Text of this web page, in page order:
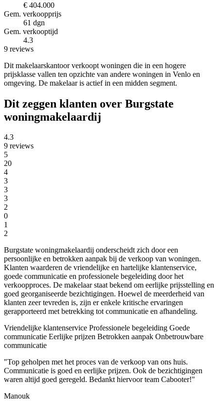
€ 404.000
Gem. verkoopprijs
61 dgn
Gem. verkooptijd
4.3
9 reviews
Dit makelaarskantoor verkoopt woningen die in een hogere
prijsklasse vallen ten opzichte van andere woningen in Venlo en
omgeving. De makelaar is actief in een midden segment.
Dit zeggen klanten over Burgstate
woningmakelaardij
4.3
9 reviews
5
20
4
3
3
3
2
0
1
2
Burgstate woningmakelaardij onderscheidt zich door een
persoonlijke en betrokken aanpak bij de verkoop van woningen.
Klanten waarderen de vriendelijke en hartelijke klantenservice,
goede communicatie en professionele begeleiding door het
verkoopproces. De makelaar staat bekend om eerlijke prijsstelling en
goed georganiseerde bezichtigingen. Hoewel de meerderheid van
klanten zeer tevreden is, zijn er enkele kritische ervaringen
gerapporteerd met betrekking tot communicatie en afhandeling.
Vriendelijke klantenservice Professionele begeleiding Goede
communicatie Eerlijke prijzen Betrokken aanpak Onbetrouwbare
communicatie
"Top geholpen met het proces van de verkoop van ons huis.
Communicatie is goed en eerlijke prijzen. Ook de bezichtigingen
waren altijd goed geregeld. Bedankt hiervoor team Cabooter!"
Manouk